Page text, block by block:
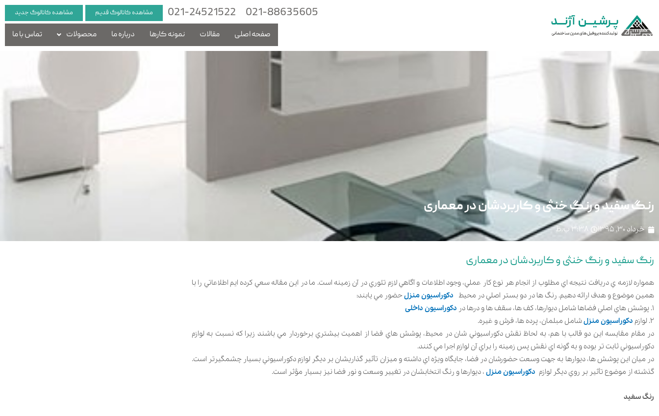
021-88635605
021-24521522 مشاهده کاتالوگ قدیم مشاهده کاتالوگ جدید
صفحه اصلی مقالات نمونه کارها درباره ما محصولات تماس با ما
رنگ سفید و رنگ خنثی و کاربردشان در معماری
خرداد 30, 1395 3:38 ب.ظ
رنگ سفید و رنگ خنثی و کاربردشان در معماری
همواره لازمه ي دريافت نتيجه اي مطلوب از انجام هر نوع کار عملي، وجود اطلاعات و آگاهي لازم تئوري در آن زمينه است. ما در اين مقاله سعي کرده ايم اطلاعاتي را با
همين موضوع و هدف ارائه دهيم. رنگ ها در دو بستر اصلي در محيط دکوراسیون منزلحضور مي يابند:
1. پوشش هاي اصلي فضاها شامل ديوارها، کف ها، سقف ها و درها در
دکوراسیون داخلی
2. لوازم
دکوراسیون منزلشامل مبلمان، پرده ها، فرش و غيره.
در مقام مقايسه اين دو قالب با هم، به لحاظ نقش دکوراسيوني شان در محيط، پوشش هاي فضا از اهميت بيشتري برخوردار مي باشند زيرا که نسبت به لوازم
دکوراسيوني ثابت تر بوده و به گونه اي نقش پس زمينه را براي آن لوازم اجرا مي کنند.
در ميان اين پوشش ها، ديوارها به جهت وسعت حضورشان در فضا، جايگاه ويژه اي داشته و ميزان تأثير گذاريشان بر ديگر لوازم دکوراسيوني بسيار چشمگيرتر است.
گذشته از موضوع تأثير بر روي ديگر لوازم دکوراسیون منزل ، ديوارها و رنگ انتخابشان در تغيير وسعت و نور فضا نيز بسيار مؤثر است.
رنگ سفید